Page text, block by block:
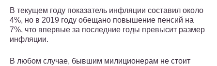
В текущем году показатель инфляции составил около
4%, но в 2019 году обещано повышение пенсий на
7%, что впервые за последние годы превысит размер
инфляции.
В любом случае, бывшим милиционерам не стоит